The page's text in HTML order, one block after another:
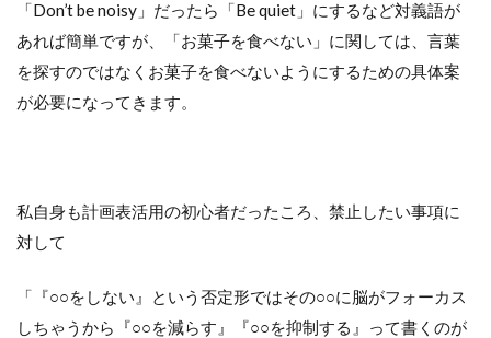
「Don’t be noisy」だったら「Be quiet」にするなど対義語が
あれば簡単ですが、「お菓子を食べない」に関しては、言葉
を探すのではなくお菓子を食べないようにするための具体案
が必要になってきます。
私自身も計画表活用の初心者だったころ、禁止したい事項に
対して
「『○○をしない』という否定形ではその○○に脳がフォーカス
しちゃうから『○○を減らす』『○○を抑制する』って書くのが